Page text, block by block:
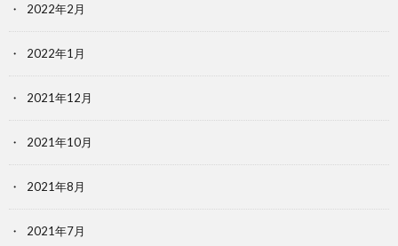
2022年2月
2022年1月
2021年12月
2021年10月
2021年8月
2021年7月